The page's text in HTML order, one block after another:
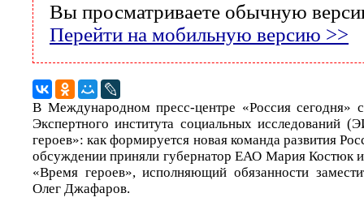
Вы просматриваете обычную
Перейти на мобильную версию >>
В Международном пресс-центре «Россия сегодня»
Экспертного института социальных исследований
героев»: как формируется новая команда развития
обсуждении приняли губернатор ЕАО Мария Костюк
«Время героев», исполняющий обязанности
Олег Джафаров.